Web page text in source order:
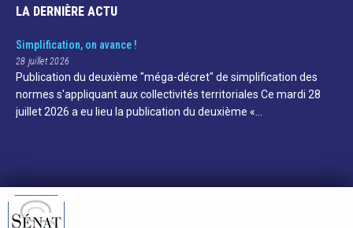
LA DERNIÈRE ACTU
Simplification, on avance !
28 juillet 2026
Publication du deuxième "méga-décret" de simplification des
normes s'appliquant aux collectivités territoriales Ce mardi 28
juillet 2026 a eu lieu la publication du deuxième «…